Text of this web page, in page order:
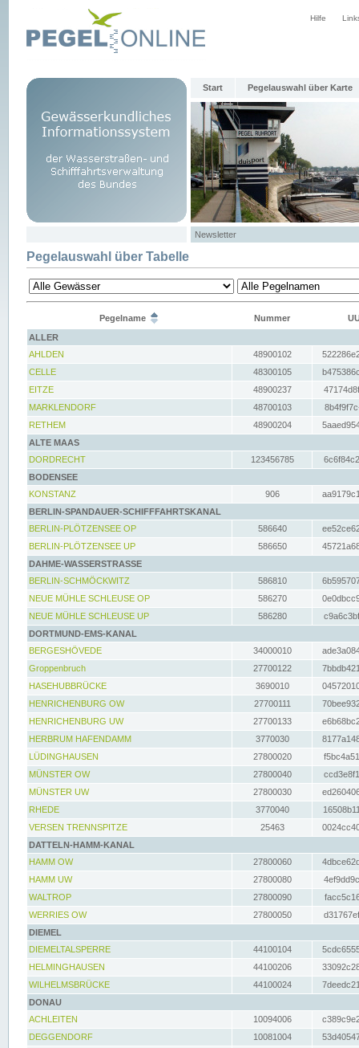
Hilfe
Start Pegelauswahl über Karte
Newsletter
Pegelauswahl über Tabelle
Pegelname Nummer
ALLER
AHLDEN
48900102
CELLE
48300105
EITZE
48900237
MARKLENDORF
48700103
RETHEM
48900204
ALTE MAAS
DORDRECHT
123456785
BODENSEE
KONSTANZ
906
BERLIN-SPANDAUER-SCHIFFFAHRTSKANAL
BERLIN-PLÖTZENSEE OP
586640
BERLIN-PLÖTZENSEE UP
586650
DAHME-WASSERSTRASSE
BERLIN-SCHMÖCKWITZ
586810
NEUE MÜHLE SCHLEUSE OP
586270
NEUE MÜHLE SCHLEUSE UP
586280
DORTMUND-EMS-KANAL
BERGESHÖVEDE
34000010
Groppenbruch
27700122
HASEHUBBRÜCKE
3690010
HENRICHENBURG OW
27700111
HENRICHENBURG UW
27700133
HERBRUM HAFENDAMM
3770030
LÜDINGHAUSEN
27800020
MÜNSTER OW
27800040
MÜNSTER UW
27800030
RHEDE
3770040
VERSEN TRENNSPITZE
25463
DATTELN-HAMM-KANAL
HAMM OW
27800060
HAMM UW
27800080
WALTROP
27800090
WERRIES OW
27800050
DIEMEL
DIEMELTALSPERRE
44100104
HELMINGHAUSEN
44100206
WILHELMSBRÜCKE
44100024
DONAU
ACHLEITEN
10094006
DEGGENDORF
10081004